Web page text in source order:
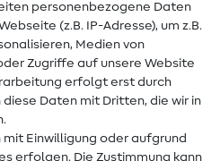
personenbezogene Daten
(z.B. IP-Adresse), um z.B.
Medien von
Zugriffe auf unsere Website
erfolgt erst durch
Daten mit Dritten, die wir in
Einwilligung oder aufgrund
erfolgen. Die Zustimmung kann